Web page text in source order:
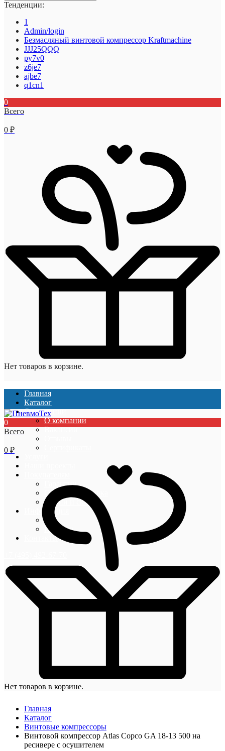
Тенденции:
1
Admin/login
Безмасляный винтовой компрессор Kraftmaсhine
JJJ25QQQ
py7v0
z6je7
ajbe7
q1cn1
0
Всего
0 ₽
Нет товаров в корзине.
Главная
Каталог
О компании
О компании
Вакансии
Гарантии
Оплата и доставка
Акции и скидки
Информация
Блог
Новости
Контакты
0
Всего
0 ₽
Нет товаров в корзине.
Главная
Каталог
Винтовые компрессоры
Винтовой компрессор Atlas Copco GA 18-13 500 на
ресивере с осушителем